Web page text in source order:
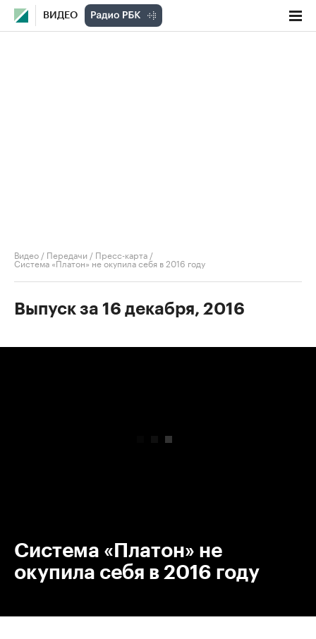
ВИДЕО
Видео / Передачи / Пресс-карта /
Система «Платон» не окупила себя в 2016 году
Выпуск за 16 декабря, 2016
Система «Платон» не
окупила себя в 2016 году